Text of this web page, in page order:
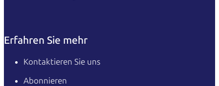
Erfahren Sie mehr
Kontaktieren Sie uns
Abonnieren